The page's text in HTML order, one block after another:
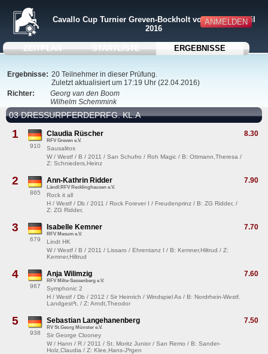
ANMELDEN
Cavallo Cup Turnier Greven-Bockholt vom 22.-24. April
2016
ZEITPLAN STARTLISTE ERGEBNISSE
Ergebnisse: 20 Teilnehmer in dieser Prüfung.
Zuletzt aktualisiert um 17:19 Uhr (22.04.2016)
Richter:
Georg van den Boom
Wilhelm Schemmink
03 DRESSURPFERDEPRFG. KL.A
1
910
8.30
Claudia Rüscher
RFV Greven e.V.
Sausalitos
W / Westf / B / 2011 / San Schufro / Roh Magic / B: Ottmann,Theresa /
Z: Schnieders,Heinz
2
865
7.90
Ann-Kathrin Ridder
Ländl.RFV Recklinghausen e.V.
Rock it all
H / Westf / Db / 2011 / Rock Forever I / Freudenprinz / B: ZG Ridder, /
Z: ZG Ridder,
3
679
7.70
Isabelle Kemner
RFV Mesum e.V.
Lindt HK
W / Westf / B / 2011 / Lissaro / Ehrentanz I / B: Kemner,Hiltrud / Z:
Kemner,Hiltrud
4
967
7.60
Anja Wilimzig
RFV Milte-Sassenberg e.V.
Symphonic 2
H / Westf / Db / 2012 / Sir Heinrich / Windspiel As / B: Nordrhein-Westf.
Landgest³t, / Z: Arndt,Theodor
5
938
7.50
Sebastian Langehanenberg
RV St.Georg Münster e.V.
Sir George Clooney
W / Hann / R / 2011 / St. Moritz Junior / San Remo / B: Sander-
Holz,Claudia / Z: Klee,Hans-J³rgen